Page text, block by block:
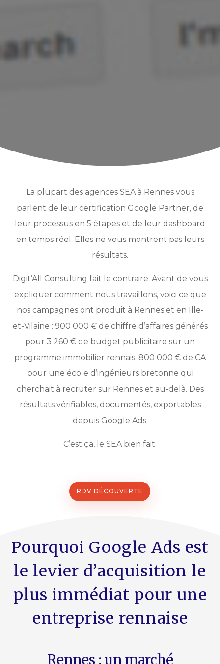
La plupart des agences SEA à Rennes vous
parlent de leur certification Google Partner, de
leur processus en 5 étapes et de leur dashboard
en temps réel. Elles ne vous montrent pas leurs
résultats.
Digit’All Consulting fait le contraire. Avant de vous
expliquer comment nous travaillons, voici ce que
nos campagnes ont produit à Rennes et en Ille-
et-Vilaine : 900 000 € de chiffre d’affaires générés
pour 3 260 € de budget publicitaire sur un
programme immobilier rennais. 800 000 € de CA
pour une école d’ingénieurs bretonne qui
cherchait à recruter sur Rennes et au-delà. Des
résultats vérifiables, documentés, exportables
depuis Google Ads.
C’est ça, le SEA bien fait.
RDV DÉCOUVERTE
Pourquoi Google Ads est
le levier d’acquisition le
plus immédiat pour une
entreprise rennaise
Rennes : un marché